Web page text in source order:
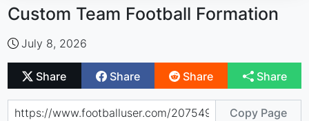
Custom Team Football Formation
July 8, 2026
Share Share Share Share
Copy Page